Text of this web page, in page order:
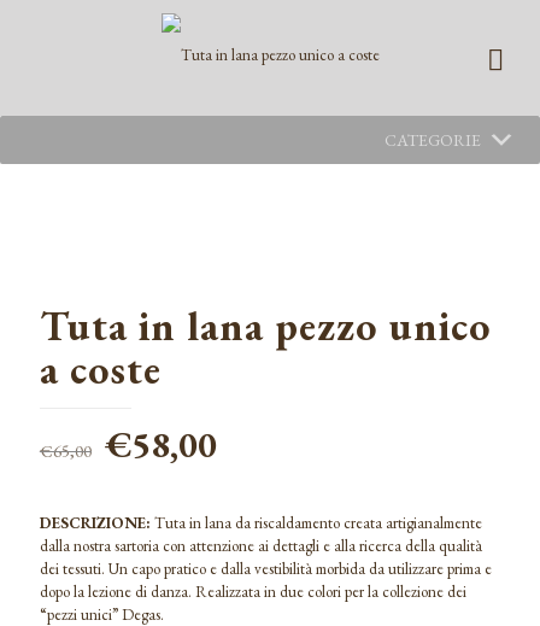
CATEGORIE
Tuta in lana pezzo unico
a coste
€65,00 Il
prezzo
originale
era:
€65,00.
€58,00Il
attuale
è:
€58,00.
DESCRIZIONE: Tuta in lana da riscaldamento creata artigianalmente
dalla nostra sartoria con attenzione ai dettagli e alla ricerca della qualità
dei tessuti. Un capo pratico e dalla vestibilità morbida da utilizzare prima e
dopo la lezione di danza. Realizzata in due colori per la collezione dei
“pezzi unici” Degas.